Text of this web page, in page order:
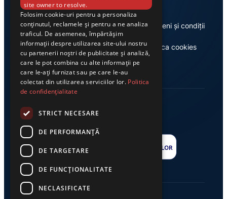
Despre noi
Casa de editură Exclusiv
Termeni și condiții
Politica cookies
site owner to resolve.
Folosim cookie-uri pentru a personaliza
conținutul, reclamele și pentru a ne analiza
traficul. De asemenea, împărtășim
informații despre utilizarea site-ului nostru
cu partenerii noștri de publicitate și analiză,
care le pot combina cu alte informații pe
care le-ați furnizat sau pe care le-au
colectat din utilizarea serviciilor lor. Politica
de confidențialitate
STRICT NECESARE
DE PERFORMANȚĂ
DE TARGETARE
DE FUNCŢIONALITATE
NECLASIFICATE